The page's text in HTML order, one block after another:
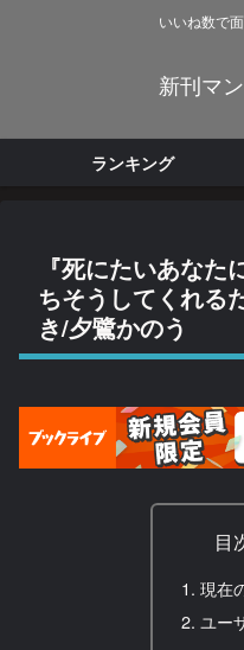
いいね数で
新刊マ
ランキング
『死にたいあな
ちそうしてくれ
き/夕鷺かのう
目
現在
ユー